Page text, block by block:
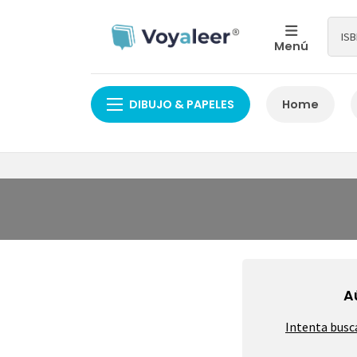
Menú
DIBUJO & PAPELES Home
Intenta